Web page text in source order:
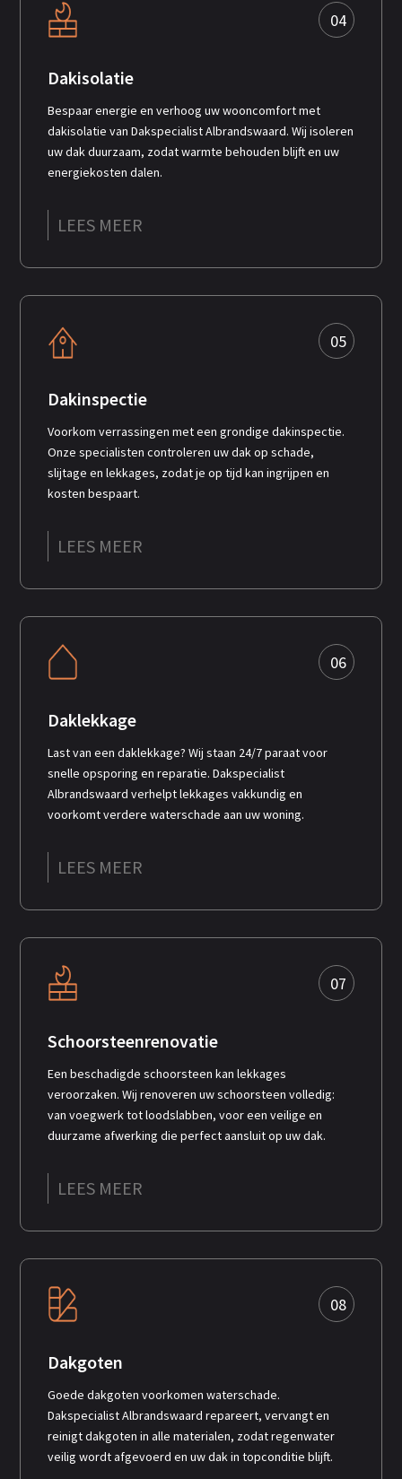
04
Dakisolatie
Bespaar energie en verhoog uw wooncomfort met
dakisolatie van Dakspecialist Albrandswaard. Wij isoleren
uw dak duurzaam, zodat warmte behouden blijft en uw
energiekosten dalen.
LEES MEER
05
Dakinspectie
Voorkom verrassingen met een grondige dakinspectie.
Onze specialisten controleren uw dak op schade,
slijtage en lekkages, zodat je op tijd kan ingrijpen en
kosten bespaart.
LEES MEER
06
Daklekkage
Last van een daklekkage? Wij staan 24/7 paraat voor
snelle opsporing en reparatie. Dakspecialist
Albrandswaard verhelpt lekkages vakkundig en
voorkomt verdere waterschade aan uw woning.
LEES MEER
07
Schoorsteenrenovatie
Een beschadigde schoorsteen kan lekkages
veroorzaken. Wij renoveren uw schoorsteen volledig:
van voegwerk tot loodslabben, voor een veilige en
duurzame afwerking die perfect aansluit op uw dak.
LEES MEER
08
Dakgoten
Goede dakgoten voorkomen waterschade.
Dakspecialist Albrandswaard repareert, vervangt en
reinigt dakgoten in alle materialen, zodat regenwater
veilig wordt afgevoerd en uw dak in topconditie blijft.